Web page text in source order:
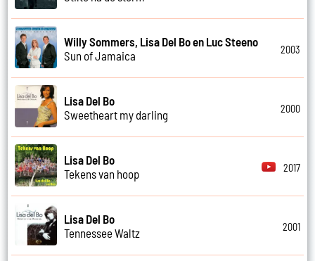
Willy Sommers, Lisa Del Bo en Luc Steeno
Sun of Jamaica
2003
Lisa Del Bo
Sweetheart my darling
2000
Lisa Del Bo
Tekens van hoop
2017
Lisa Del Bo
Tennessee Waltz
2001